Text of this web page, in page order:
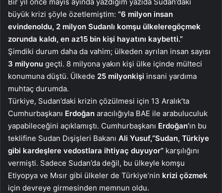
büyük krizi şöyle özetlemiştim: “6 milyon insan
evindenoldu, 2 milyon Sudanlı komşu ülkeleregöçmek
zorunda kaldı, en az15 bin kişi hayatını kaybetti.”
Şimdiki durum daha da vahim; ülkeden ayrılan insan sayısı
3 milyonu geçti. 8 milyona yakın kişi ülke içinde mülteci
konumuna düştü. Ülkede 25 milyonkişi insani yardıma
muhtaç durumda.
Türkiye, Sudan’daki krizin çözülmesi için 13 Aralık’ta
Cumhurbaşkanı Erdoğan aracılığıyla BAE ile arabuluculuk
yapabileceğini açıklamıştı. Cumhurbaşkanı Erdoğan’ın bu
teklifine Sudan Dışişleri Bakanı Ali Yusuf,“Sudan, Türkiye
gibi kardeşlere vedostlara ihtiyaç duyuyor” karşılığını
vermişti. Sadece Sudan’da değil, bu ülkeyle komşu
Etiyopya ve Mısır gibi ülkeler de Türkiye’nin krizi çözmek
için devreye girmesinden memnun oldu.